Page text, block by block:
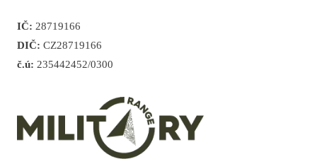
IČ: 28719166
DIČ: CZ28719166
č.ú: 235442452/0300